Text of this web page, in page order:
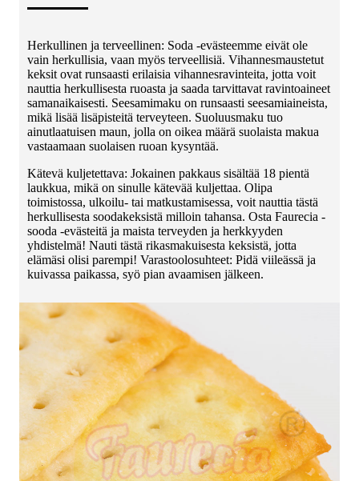
Herkullinen ja terveellinen: Soda -evästeemme eivät ole
vain herkullisia, vaan myös terveellisiä. Vihannesmaustetut
keksit ovat runsaasti erilaisia ​​vihannesravinteita, jotta voit
nauttia herkullisesta ruoasta ja saada tarvittavat ravintoaineet
samanaikaisesti. Seesamimaku on runsaasti seesamiaineista,
mikä lisää lisäpisteitä terveyteen. Suoluusmaku tuo
ainutlaatuisen maun, jolla on oikea määrä suolaista makua
vastaamaan suolaisen ruoan kysyntää.
Kätevä kuljetettava: Jokainen pakkaus sisältää 18 pientä
laukkua, mikä on sinulle kätevää kuljettaa. Olipa
toimistossa, ulkoilu- tai matkustamisessa, voit nauttia tästä
herkullisesta soodakeksistä milloin tahansa. Osta Faurecia -
sooda -evästeitä ja maista terveyden ja herkkyyden
yhdistelmä! Nauti tästä rikasmakuisesta keksistä, jotta
elämäsi olisi parempi! Varastoolosuhteet: Pidä viileässä ja
kuivassa paikassa, syö pian avaamisen jälkeen.